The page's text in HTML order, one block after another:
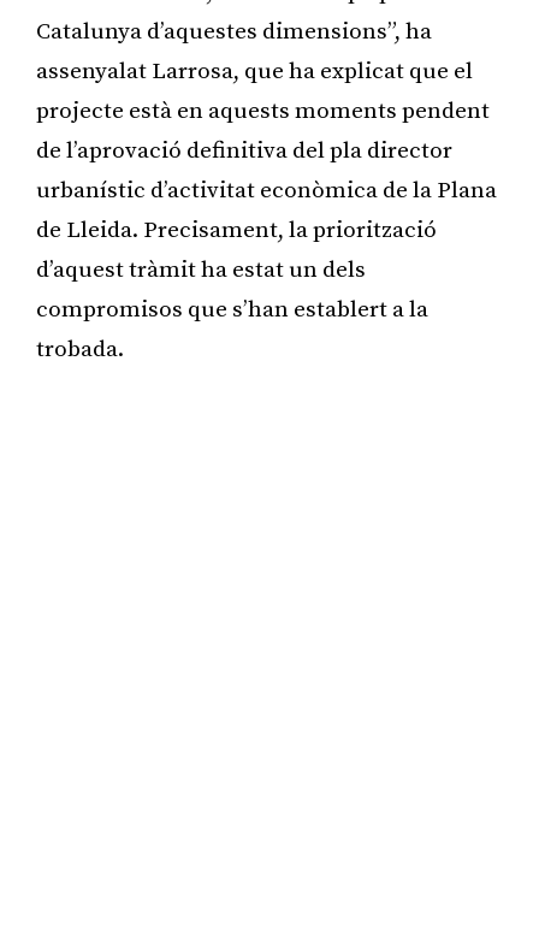
Catalunya d’aquestes dimensions”, ha
assenyalat Larrosa, que ha explicat que el
projecte està en aquests moments pendent
de l’aprovació definitiva del pla director
urbanístic d’activitat econòmica de la Plana
de Lleida. Precisament, la priorització
d’aquest tràmit ha estat un dels
compromisos que s’han establert a la
trobada.